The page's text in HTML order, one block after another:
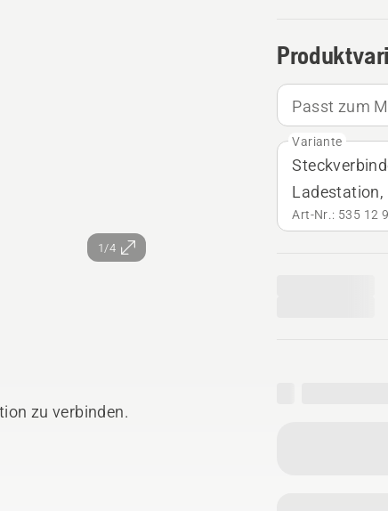
1/4
Passt zum
Variante
Ladestation,
Art-Nr.: 535 12
zu verbinden.